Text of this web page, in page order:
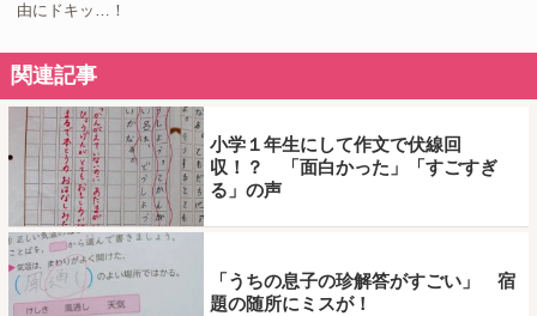
由にドキッ…！
関連記事
小学１年生にして作文で伏線回
収！？ 「面白かった」「すごすぎ
る」の声
「うちの息子の珍解答がすごい」 宿
題の随所にミスが！